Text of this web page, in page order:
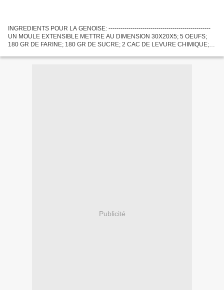
INGREDIENTS POUR LA GENOISE: ---------------------------------------------------
UN MOULE EXTENSIBLE METTRE AU DIMENSION 30X20X5; 5 OEUFS;
180 GR DE FARINE; 180 GR DE SUCRE; 2 CAC DE LEVURE CHIMIQUE;1
Publicité